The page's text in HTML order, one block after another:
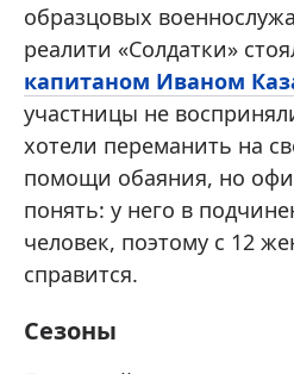
образцовых
реалити «Солдатки»
капитаном Иваном
участницы не
хотели переманить на
помощи обаяния, но
понять: у него в
человек, поэтому с 12
справится.
Сезоны